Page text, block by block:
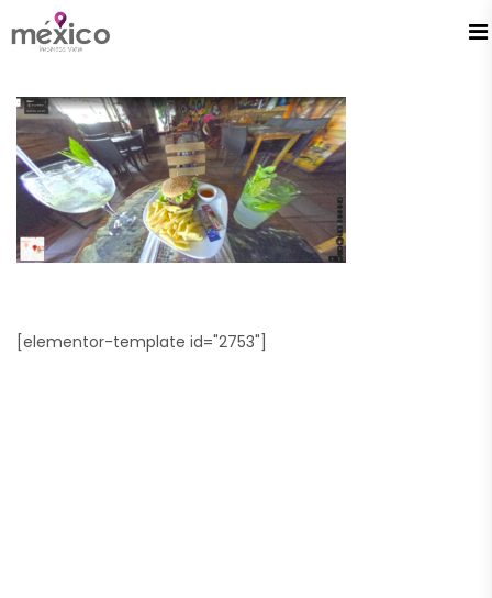
[elementor-template id="2753"]